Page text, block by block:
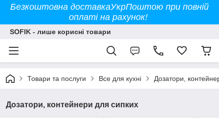
Безкоштовна доставкаУкрПоштою при повній
оплаті на рахунок!
SOFIK - лише корисні товари
Товари та послуги Все для кухні Дозатори,
Дозатори, контейнери для сипких